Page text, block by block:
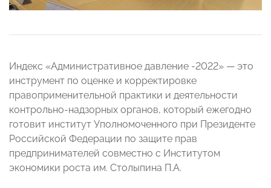
Индекс «Административное давление -2022» — это
инструмент по оценке и корректировке
правоприменительной практики и деятельности
контрольно-надзорных органов, который ежегодно
готовит институт Уполномоченного при Президенте
Российской Федерации по защите прав
предпринимателей совместно с Институтом
экономики роста им. Столыпина П.А.